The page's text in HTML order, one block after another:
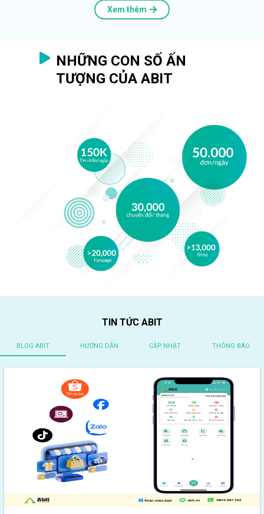
Xem thêm
NHỮNG CON SỐ ẤN
TƯỢNG CỦA ABIT
TIN TỨC ABIT
BLOG ABIT HƯỚNG DẪN CẬP NHẬT THÔNG BÁO